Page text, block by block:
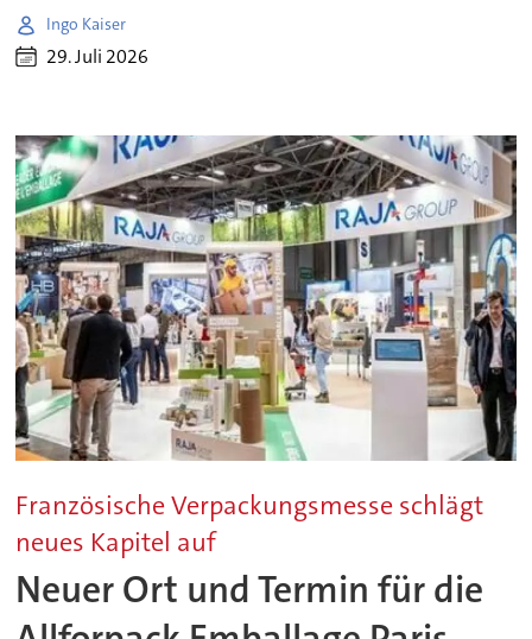
Ingo Kaiser
29. Juli 2026
Französische Verpackungsmesse schlägt
neues Kapitel auf
Neuer Ort und Termin für die